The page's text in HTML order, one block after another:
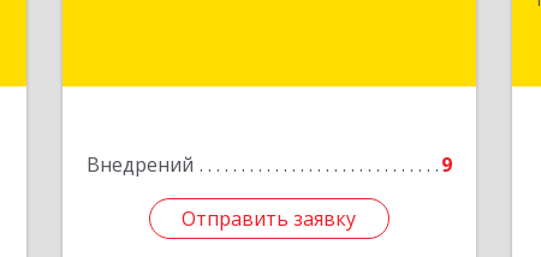
Внедрений 9
Отправить заявку
Отправить заявку